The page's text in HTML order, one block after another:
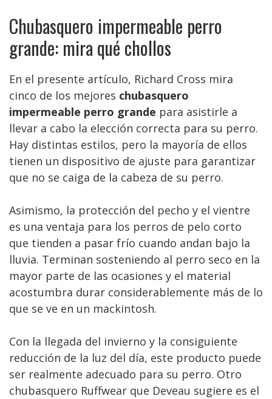
Chubasquero impermeable perro
grande: mira qué chollos
En el presente artículo, Richard Cross mira
cinco de los mejores chubasquero
impermeable perro grande para asistirle a
llevar a cabo la elección correcta para su perro.
Hay distintas estilos, pero la mayoría de ellos
tienen un dispositivo de ajuste para garantizar
que no se caiga de la cabeza de su perro.
Asimismo, la protección del pecho y el vientre
es una ventaja para los perros de pelo corto
que tienden a pasar frío cuando andan bajo la
lluvia. Terminan sosteniendo al perro seco en la
mayor parte de las ocasiones y el material
acostumbra durar considerablemente más de lo
que se ve en un mackintosh.
Con la llegada del invierno y la consiguiente
reducción de la luz del día, este producto puede
ser realmente adecuado para su perro. Otro
chubasquero Ruffwear que Deveau sugiere es el